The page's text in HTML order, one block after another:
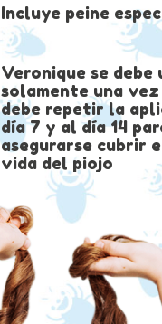
Incluye peine
Veronique se debe
solamente una vez
debe repetir la
día 7 y al día 14
asegurarse cubrir
vida del piojo